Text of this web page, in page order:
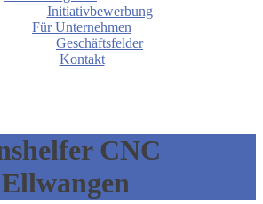
Initiativbewerbung
Für Unternehmen
Geschäftsfelder
Kontakt
CNC